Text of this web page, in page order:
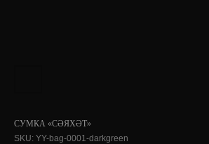
СУМКА «СӘЯХӘТ»
SKU: YY-bag-0001-darkgreen